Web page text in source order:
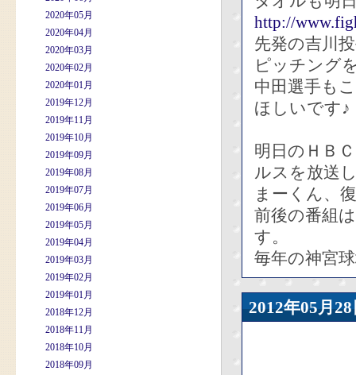
2020年05月
2020年04月
2020年03月
2020年02月
2020年01月
2019年12月
2019年11月
2019年10月
2019年09月
2019年08月
2019年07月
2019年06月
2019年05月
2019年04月
2019年03月
2019年02月
2019年01月
2018年12月
2018年11月
2018年10月
2018年09月
http://
先発の吉川
ピッチング
中田選手も
ほしいです♪
明日のＨＢ
ルスを放送
まーくん、
前後の番組
す。
毎年の神宮
2012年05